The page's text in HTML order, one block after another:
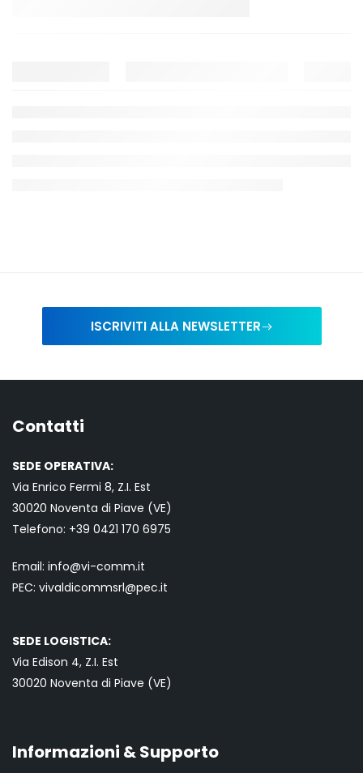
ISCRIVITI ALLA NEWSLETTER
Contatti
SEDE OPERATIVA:
Via Enrico Fermi 8, Z.I. Est
30020 Noventa di Piave (VE)
Telefono: +39 0421 170 6975
Email: info@vi-comm.it
PEC: vivaldicommsrl@pec.it
SEDE LOGISTICA:
Via Edison 4, Z.I. Est
30020 Noventa di Piave (VE)
Informazioni & Supporto